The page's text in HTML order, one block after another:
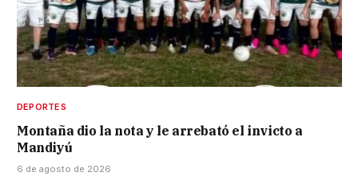
DEPORTES
Montaña dio la nota y le arrebató el invicto a
Mandiyú
6 de agosto de 2026